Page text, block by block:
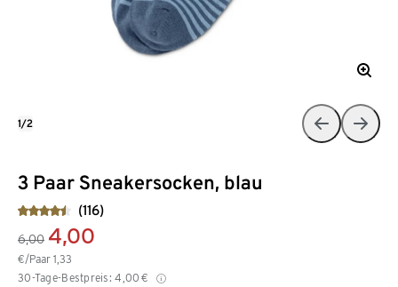
3 Paar Sneakersocken, blau
(116)
6,00 4,00
€/Paar 1,33
30-Tage-Bestpreis: 4,00 €
1/2